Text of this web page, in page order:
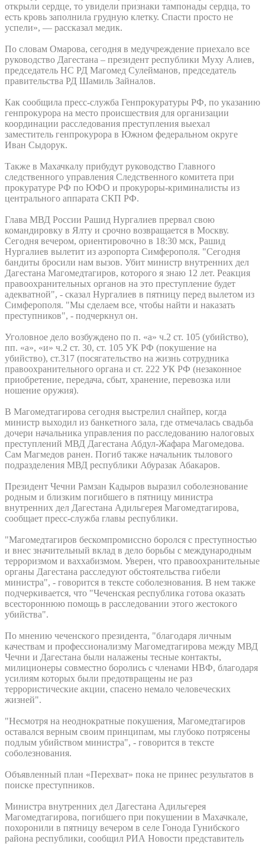
открыли сердце, то увидели признаки тампонады сердца, то
есть кровь заполнила грудную клетку. Спасти просто не
успели», — рассказал медик.
По словам Омарова, сегодня в медучреждение приехало все
руководство Дагестана – президент республики Муху Алиев,
председатель НС РД Магомед Сулейманов, председатель
правительства РД Шамиль Зайналов.
Как сообщила пресс-служба Генпрокуратуры РФ, по указанию
генпрокурора на место происшествия для организации
координации расследования преступления выехал
заместитель генпрокурора в Южном федеральном округе
Иван Сыдорук.
Также в Махачкалу прибудут руководство Главного
следственного управления Следственного комитета при
прокуратуре РФ по ЮФО и прокуроры-криминалисты из
центрального аппарата СКП РФ.
Глава МВД России Рашид Нургалиев прервал свою
командировку в Ялту и срочно возвращается в Москву.
Сегодня вечером, ориентировочно в 18:30 мск, Рашид
Нургалиев вылетит из аэропорта Симферополя. "Сегодня
бандиты бросили нам вызов. Убит министр внутренних дел
Дагестана Магомедтагиров, которого я знаю 12 лет. Реакция
правоохранительных органов на это преступление будет
адекватной", - сказал Нургалиев в пятницу перед вылетом из
Симферополя. "Мы сделаем все, чтобы найти и наказать
преступников", - подчеркнул он.
Уголовное дело возбуждено по п. «а» ч.2 ст. 105 (убийство),
пп. «а», «и» ч.2 ст. 30, ст. 105 УК РФ (покушение на
убийство), ст.317 (посягательство на жизнь сотрудника
правоохранительного органа и ст. 222 УК РФ (незаконное
приобретение, передача, сбыт, хранение, перевозка или
ношение оружия).
В Магомедтагирова сегодня выстрелил снайпер, когда
министр выходил из банкетного зала, где отмечалась свадьба
дочери начальника управления по расследованию налоговых
преступлений МВД Дагестана Абдул-Жафара Магомедова.
Сам Магмедов ранен. Погиб также начальник тылового
подразделения МВД республики Абуразак Абакаров.
Президент Чечни Рамзан Кадыров выразил соболезнование
родным и близким погибшего в пятницу министра
внутренних дел Дагестана Адильгерея Магомедтагирова,
сообщает пресс-служба главы республики.
"Магомедтагиров бескомпромиссно боролся с преступностью
и внес значительный вклад в дело борьбы с международным
терроризмом и ваххабизмом. Уверен, что правоохранительные
органы Дагестана расследуют обстоятельства гибели
министра", - говорится в тексте соболезнования. В нем также
подчеркивается, что "Чеченская республика готова оказать
всестороннюю помощь в расследовании этого жестокого
убийства".
По мнению чеченского президента, "благодаря личным
качествам и профессионализму Магомедтагирова между МВД
Чечни и Дагестана были налажены тесные контакты,
милиционеры совместно боролись с членами НВФ, благодаря
усилиям которых были предотвращены не раз
террористические акции, спасено немало человеческих
жизней".
"Несмотря на неоднократные покушения, Магомедтагиров
оставался верным своим принципам, мы глубоко потрясены
подлым убийством министра", - говорится в тексте
соболезнования.
Объявленный план «Перехват» пока не принес результатов в
поиске преступников.
Министра внутренних дел Дагестана Адильгерея
Магомедтагирова, погибшего при покушении в Махачкале,
похоронили в пятницу вечером в селе Гонода Гунибского
района республики, сообщил РИА Новости представитель